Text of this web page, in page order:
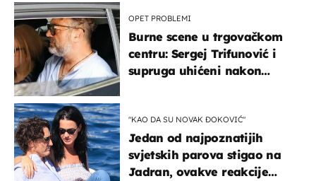
OPET PROBLEMI
Burne scene u trgovačkom
centru: Sergej Trifunović i
supruga uhićeni nakon
"KAO DA SU NOVAK ĐOKOVIĆ"
Jedan od najpoznatijih
svjetskih parova stigao na
Jadran, ovakve reakcije